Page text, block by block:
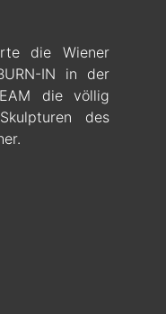
die Wiener
IN in der
die völlig
des